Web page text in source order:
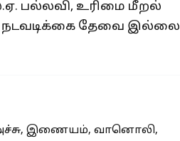
பல்லவி, உரிமை மீறல்
நடவடிக்கை தேவை இல்லை
இணையம், வானொலி,